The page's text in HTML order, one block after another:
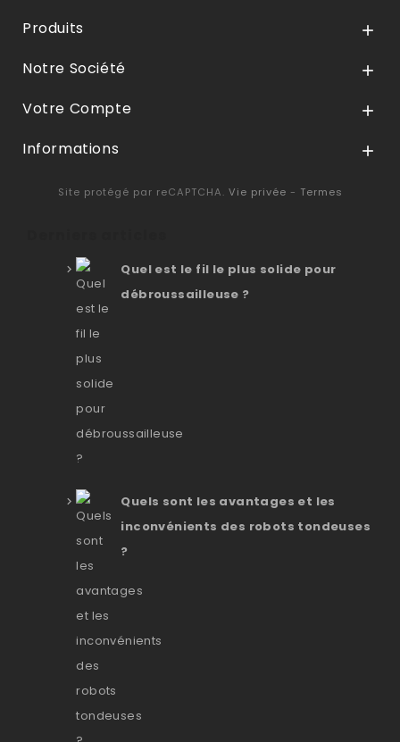
Produits 
Notre Société 
Votre Compte 
Informations 
Site protégé par reCAPTCHA. Vie privée - Termes
Quel est le fil le plus solide pour
débroussailleuse ?
Quels sont les avantages et les
inconvénients des robots tondeuses
?